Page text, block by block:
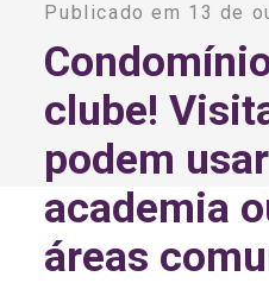
t
r
n
t
v
e
:
Publicado em 13 de
clube!
podem
academia
áreas